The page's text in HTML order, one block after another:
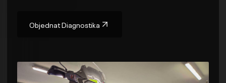
ObjednatDiagnostika